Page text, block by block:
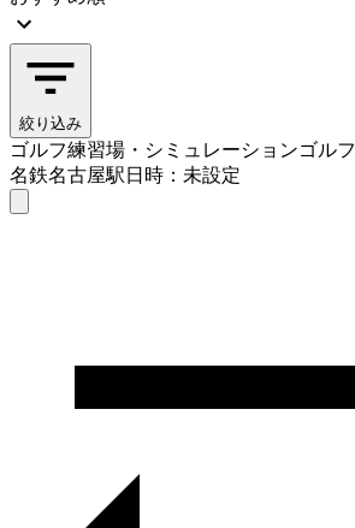
絞り込み
ゴルフ練習場・シミュレーションゴルフ
名鉄名古屋駅日時：未設定